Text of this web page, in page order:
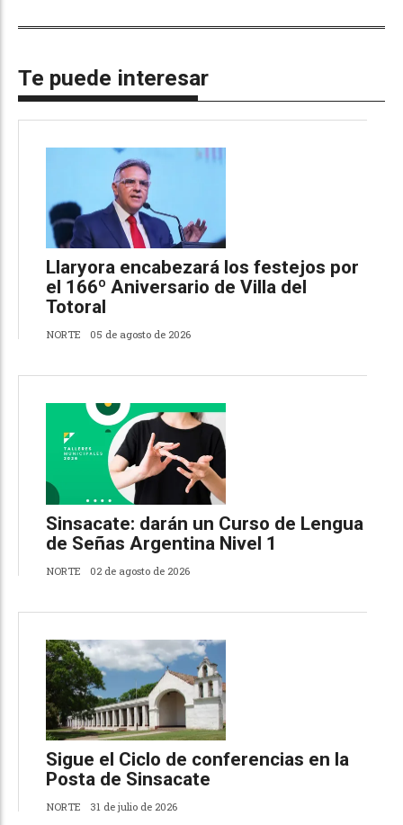
Te puede interesar
Llaryora encabezará los festejos por
el 166º Aniversario de Villa del
Totoral
NORTE 05 de agosto de 2026
Sinsacate: darán un Curso de Lengua
de Señas Argentina Nivel 1
NORTE 02 de agosto de 2026
Sigue el Ciclo de conferencias en la
Posta de Sinsacate
NORTE 31 de julio de 2026